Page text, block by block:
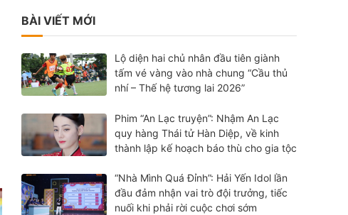
BÀI VIẾT MỚI
Lộ diện hai chủ nhân đầu tiên giành
tấm vé vàng vào nhà chung “Cầu thủ
nhí – Thế hệ tương lai 2026”
Phim “An Lạc truyện”: Nhậm An Lạc
quy hàng Thái tử Hàn Diệp, về kinh
thành lập kế hoạch báo thù cho gia tộc
“Nhà Mình Quá Đỉnh”: Hải Yến Idol lần
đầu đảm nhận vai trò đội trưởng, tiếc
nuối khi phải rời cuộc chơi sớm